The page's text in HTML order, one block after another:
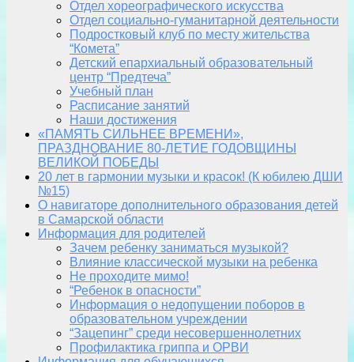
Отдел хореографического искусства
Отдел социально-гуманитарной деятельности
Подростковый клуб по месту жительства
“Комета”
Детский епархиальный образовательный
центр “Предтеча”
Учебный план
Расписание занятий
Наши достижения
«ПАМЯТЬ СИЛЬНЕЕ ВРЕМЕНИ»,
ПРАЗДНОВАНИЕ 80-ЛЕТИЕ ГОДОВЩИНЫ
ВЕЛИКОЙ ПОБЕДЫ
20 лет в гармонии музыки и красок! (К юбилею ДШИ
№15)
О навигаторе дополнительного образования детей
в Самарской области
Информация для родителей
Зачем ребенку заниматься музыкой?
Влияние классической музыки на ребенка
Не проходите мимо!
“Ребенок в опасности”
Информация о недопущении поборов в
образовательном учреждении
“Зацепинг” среди несовершеннолетних
Профилактика гриппа и ОРВИ